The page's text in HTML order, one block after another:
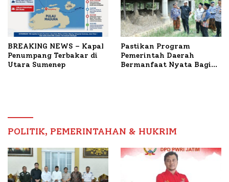
BREAKING NEWS – Kapal
Penumpang Terbakar di
Utara Sumenep
Pastikan Program
Pemerintah Daerah
Bermanfaat Nyata Bagi
POLITIK, PEMERINTAHAN & HUKRIM